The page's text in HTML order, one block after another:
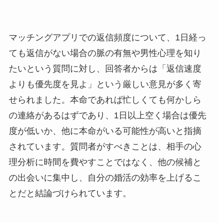
マッチングアプリでの返信頻度について、1日経っ
ても返信がない場合の脈の有無や男性心理を知り
たいという質問に対し、回答者からは「返信速度
よりも優先度を見よ」という厳しい意見が多く寄
せられました。本命であれば忙しくても何かしら
の連絡があるはずであり、1日以上空く場合は優先
度が低いか、他に本命がいる可能性が高いと指摘
されています。質問者がすべきことは、相手の心
理分析に時間を費やすことではなく、他の候補と
の出会いに集中し、自分の婚活の効率を上げるこ
とだと結論づけられています。